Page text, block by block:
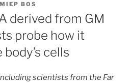
MIEP BOS
derived from GM
probe how it
cells
scientists from the Far